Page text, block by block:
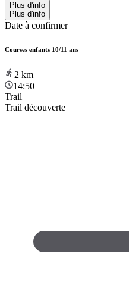
Plus d'info
Plus d'info
Date à confirmer
Courses enfants 10/11 ans
2 km
14:50
Trail
Trail découverte